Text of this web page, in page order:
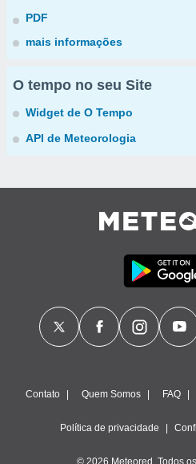
PDF
mais informações
O tempo no seu Site
Widget de O Tempo
API de Meteorologia
Contato Quem Somos FAQ
Política de privacidade
© 2026 Meteored. Todos